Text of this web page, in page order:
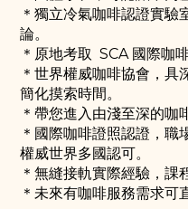
＊獨立冷氣咖啡認證實驗
論。
＊原地考取 SCA 國際咖啡
＊世界權威咖啡協會，具
簡化摸索時間。
＊帶您進入由淺至深的咖
＊國際咖啡證照認證，職
權威世界多國認可。
＊無縫接軌實際經驗，課
＊未來有咖啡服務需求可